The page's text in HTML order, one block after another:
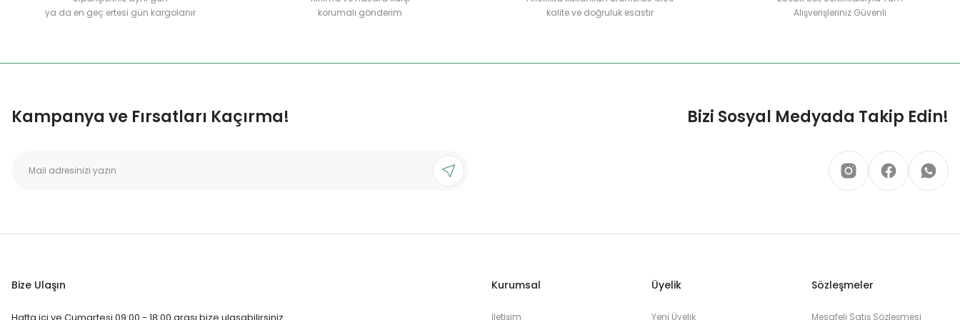
ya da en geç ertesi gün kargolanır
korumalı gönderim
kalite ve doğruluk esastır
Alışverişleriniz Güvenli
Kampanya ve Fırsatları Kaçırma! Bizi Sosyal Medyada Takip Edin!
Bize Ulaşın Kurumsal
İletişim
Üyelik
Yeni Üyelik
Sözleşmeler
Mesafeli Satış Sözleşmesi